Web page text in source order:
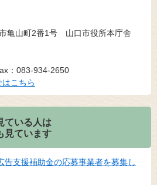
亀山町2番1号 山口市役所本庁舎
：083-934-2650
こちら
ている人は
見ています
告支援補助金の応募事業者を募集し